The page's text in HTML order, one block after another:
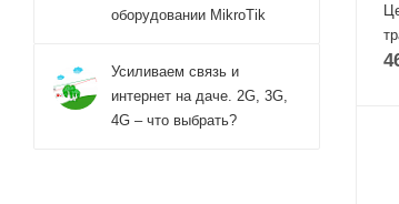
оборудовании MikroTik
Усиливаем связь и
интернет на даче. 2G, 3G,
4G – что выбрать?